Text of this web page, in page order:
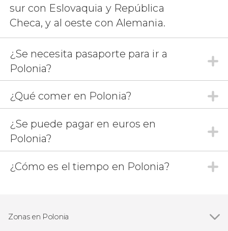
sur con Eslovaquia y República
Checa, y al oeste con Alemania.
¿Se necesita pasaporte para ir a
Polonia?
¿Qué comer en Polonia?
¿Se puede pagar en euros en
Polonia?
¿Cómo es el tiempo en Polonia?
Zonas en Polonia